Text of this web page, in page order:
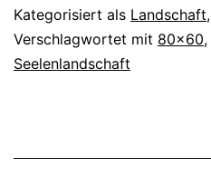
Kategorisiert als Landschaft,
Verschlagwortet mit 80x60,
Seelenlandschaft